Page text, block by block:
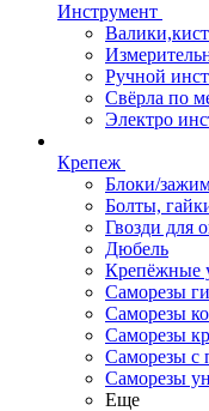
Инструмент
Ручной
Свёрла по
Электро
Крепеж
Блоки/
Болты,
Гвозди для
Дюбель
Крепёжные
Саморезы
Саморезы
Саморезы
Саморезы с
Саморезы
Еще